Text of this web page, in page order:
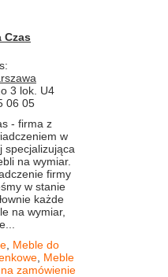
Czas
3 lok. U4
06 05
- firma z
w
specjalizująca
na wymiar.
firmy
w stanie
każde
na wymiar,
Meble do
Meble
zamówienie